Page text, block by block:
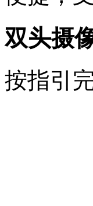
双头摄
按指引